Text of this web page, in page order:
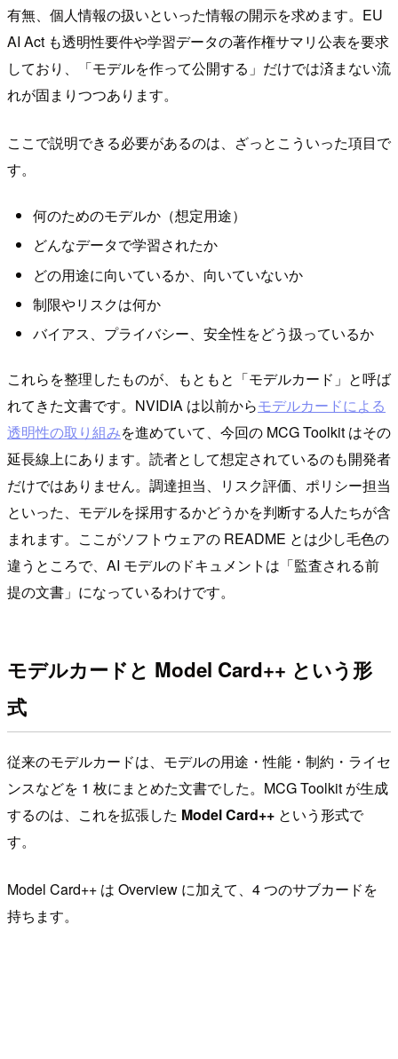
有無、個人情報の扱いといった情報の開示を求めます。EU
AI Act も透明性要件や学習データの著作権サマリ公表を要求
しており、「モデルを作って公開する」だけでは済まない流
れが固まりつつあります。
ここで説明できる必要があるのは、ざっとこういった項目で
す。
何のためのモデルか（想定用途）
どんなデータで学習されたか
どの用途に向いているか、向いていないか
制限やリスクは何か
バイアス、プライバシー、安全性をどう扱っているか
これらを整理したものが、もともと「モデルカード」と呼ば
れてきた文書です。NVIDIA は以前からモデルカードによる
透明性の取り組みを進めていて、今回の MCG Toolkit はその
延長線上にあります。読者として想定されているのも開発者
だけではありません。調達担当、リスク評価、ポリシー担当
といった、モデルを採用するかどうかを判断する人たちが含
まれます。ここがソフトウェアの README とは少し毛色の
違うところで、AI モデルのドキュメントは「監査される前
提の文書」になっているわけです。
モデルカードと Model Card++ という形
式
従来のモデルカードは、モデルの用途・性能・制約・ライセ
ンスなどを 1 枚にまとめた文書でした。MCG Toolkit が生成
するのは、これを拡張した Model Card++ という形式で
す。
Model Card++ は Overview に加えて、4 つのサブカードを
持ちます。